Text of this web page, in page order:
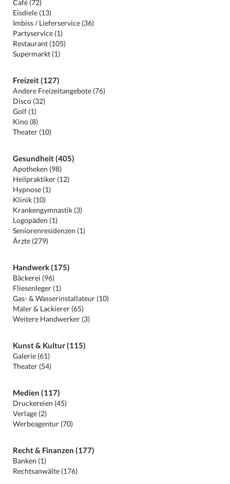
Café (72)
Eisdiele (13)
Imbiss / Lieferservice (36)
Partyservice (1)
Restaurant (105)
Supermarkt (1)
Freizeit (127)
Andere Freizeitangebote (76)
Disco (32)
Golf (1)
Kino (8)
Theater (10)
Gesundheit (405)
Apotheken (98)
Heilpraktiker (12)
Hypnose (1)
Klinik (10)
Krankengymnastik (3)
Logopäden (1)
Seniorenresidenzen (1)
Ärzte (279)
Handwerk (175)
Bäckerei (96)
Fliesenleger (1)
Gas- & Wasserinstallateur (10)
Maler & Lackierer (65)
Weitere Handwerker (3)
Kunst & Kultur (115)
Galerie (61)
Theater (54)
Medien (117)
Druckereien (45)
Verlage (2)
Werbeagentur (70)
Recht & Finanzen (177)
Banken (1)
Rechtsanwälte (176)